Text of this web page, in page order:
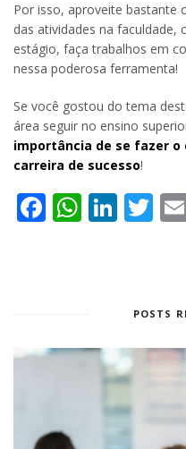
Por isso, aproveite bastante
das atividades na faculdade,
estágio, faça trabalhos em
nessa poderosa ferramenta!
Se você gostou do tema
área seguir no ensino
importância de se fazer
carreira de sucesso!
Facebook
POSTS